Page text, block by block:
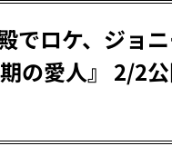
でロケ、ジョ
の愛人』 2/2